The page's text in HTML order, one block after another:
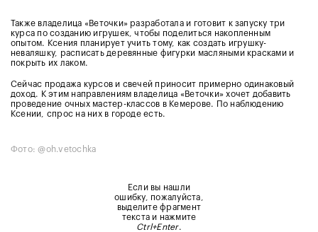
Также владелица «Веточки» разработала и готовит к запуску три
курса по созданию игрушек, чтобы поделиться накопленным
опытом. Ксения планирует учить тому, как создать игрушку-
неваляшку, расписать деревянные фигурки масляными красками и
покрыть их лаком.
Сейчас продажа курсов и свечей приносит примерно одинаковый
доход. К этим направлениям владелица «Веточки» хочет добавить
проведение очных мастер-классов в Кемерове. По наблюдению
Ксении, спрос на них в городе есть.
Фото: @oh.vetochka
Если вы нашли
ошибку, пожалуйста,
выделите фрагмент
текста и нажмите
Ctrl+Enter.